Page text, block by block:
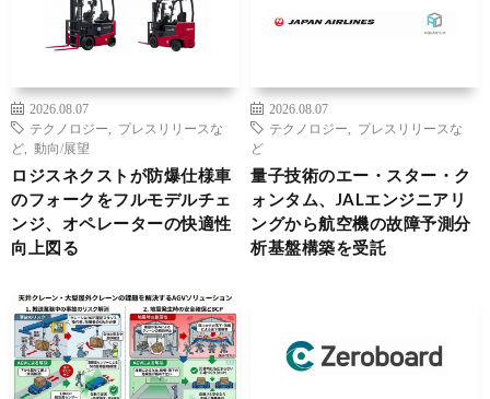
2026.08.07
テクノロジー
プレスリリースな
ど
動向/展望
ロジスネクストが防爆仕様車
のフォークをフルモデルチェ
ンジ、オペレーターの快適性
向上図る
2026.08.07
テクノロジー
プレスリリースな
ど
量子技術のエー・スター・ク
ォンタム、JALエンジニアリ
ングから航空機の故障予測分
析基盤構築を受託